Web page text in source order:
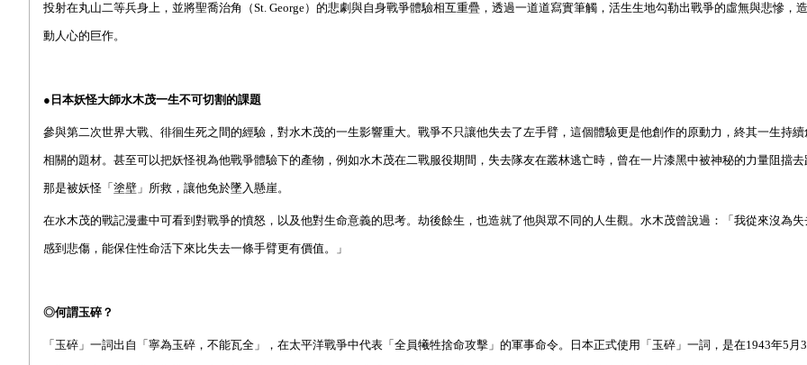
投射在丸山二等兵身上，並將聖喬治角（St. George）的悲劇與自身戰爭體驗相互重疊，透過一道道寫實筆觸，活生生地勾勒出戰爭的虛無與悲慘，
動人心的巨作。
●日本妖怪大師水木茂一生不可切割的課題
參與第二次世界大戰、 徘徊生死之間的經驗，對水木茂的一生影響重大。戰爭不只讓他失去了左手臂，這個體驗更是他創作的原動力，終其一生持
相關的題材。甚至可以把妖怪視為他戰爭體驗下的產物，例如水木茂在二戰服役期間，失去隊友在叢林逃亡時，曾在一片漆黑中被神秘的力量阻擋
那是被妖怪「塗壁」所救，讓他免於墜入懸崖。
在水木茂的戰記漫畫中可看到對戰爭的憤怒，以及他對生命意義的思考。劫後餘生，也造就了他與眾不同的人生觀。 水木茂曾說過：「我從來沒為
感到悲傷，能保住性命活下來比失去一條手臂更有價值。 」
◎何謂玉碎？
「玉碎」一詞出自「寧為玉碎，不能瓦全」，在太平洋戰爭中代表「全員犧牲捨命攻擊」的軍事命令。日本正式使用「玉碎」一詞，是在1943年5月